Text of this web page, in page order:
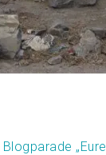
Blogparade